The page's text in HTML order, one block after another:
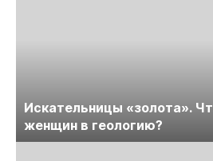
Искательницы «золота».
женщин в геологию?